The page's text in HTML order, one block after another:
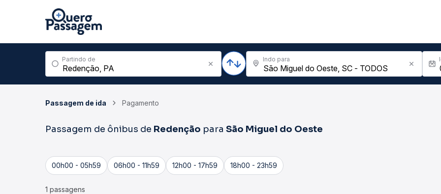
Partindo de Indo para
Passagem de ida Pagamento
Passagem de ônibus de Redenção para São Miguel do Oeste
00h00 - 05h59 06h00 - 11h59 12h00 - 17h59 18h00 - 23h59
1 passagens